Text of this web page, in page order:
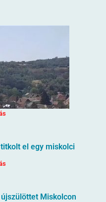
el egy miskolci
Miskolcon